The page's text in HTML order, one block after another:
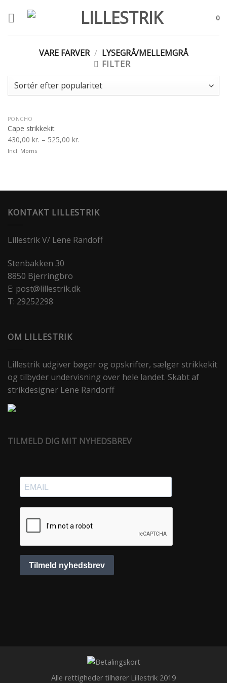
0
VARE FARVER / LYSEGRÅ/MELLEMGRÅ
FILTER
PONCHO
Cape strikkekit
430,00 kr. – 525,00 kr.
Incl. Moms
KONTAKT LILLESTRIK
Lillestrik V/ Lene Randoff
Stenbakken 30
8850 Bjerringbro
E: post@lillestrik.dk
T: 29252298
OM LILLESTRIK
Lillestrik udgiver bøger og opskrifter, sælger strikkekit
og tilbyder undervisning over hele landet. Skabt af
strikdesigner Lene Randorff
TILMELD DIG MIT NYHEDSBREV
Alle rettigheder tilhører Lillestrik 2019